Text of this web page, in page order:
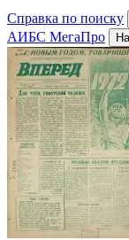
Справка по поиску
АИБС МегаПро